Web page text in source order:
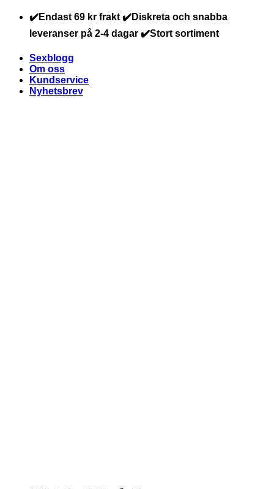
Skip
content
✔️Endast 69 kr frakt ✔️Diskreta och snabba
leveranser på 2-4 dagar ✔️Stort sortiment
Sexblogg
Om oss
Kundservice
Nyhetsbrev